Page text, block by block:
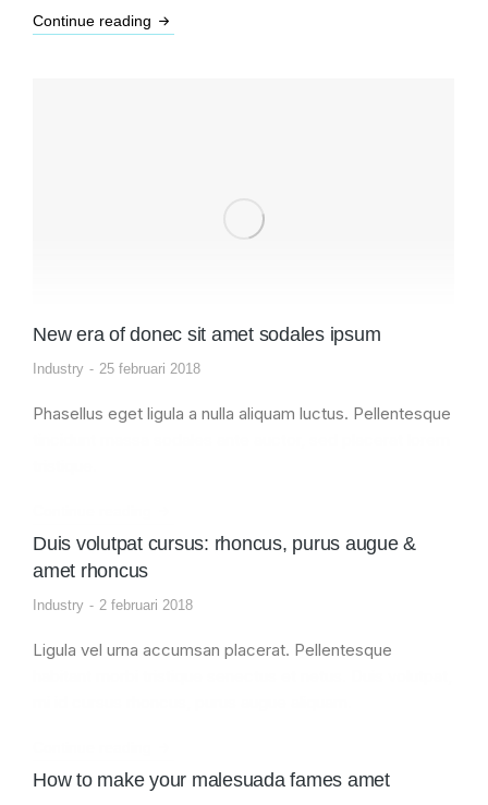
Continue reading
New era of donec sit amet sodales ipsum
Industry 25 februari 2018
Phasellus eget ligula a nulla aliquam luctus. Pellentesque
Duis volutpat cursus: rhoncus, purus augue &
amet rhoncus
Industry 2 februari 2018
Ligula vel urna accumsan placerat. Pellentesque
How to make your malesuada fames amet